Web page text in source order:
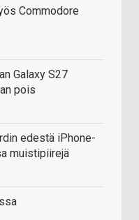
Commodore
Galaxy S27
pois
edestä iPhone-
muistipiirejä